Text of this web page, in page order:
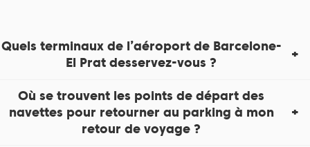
Quels terminaux de l’aéroport de Barcelone-
El Prat desservez-vous ?
Où se trouvent les points de départ des
navettes pour retourner au parking à mon
retour de voyage ?